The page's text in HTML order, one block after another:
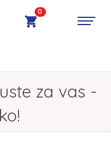
0
za vas -